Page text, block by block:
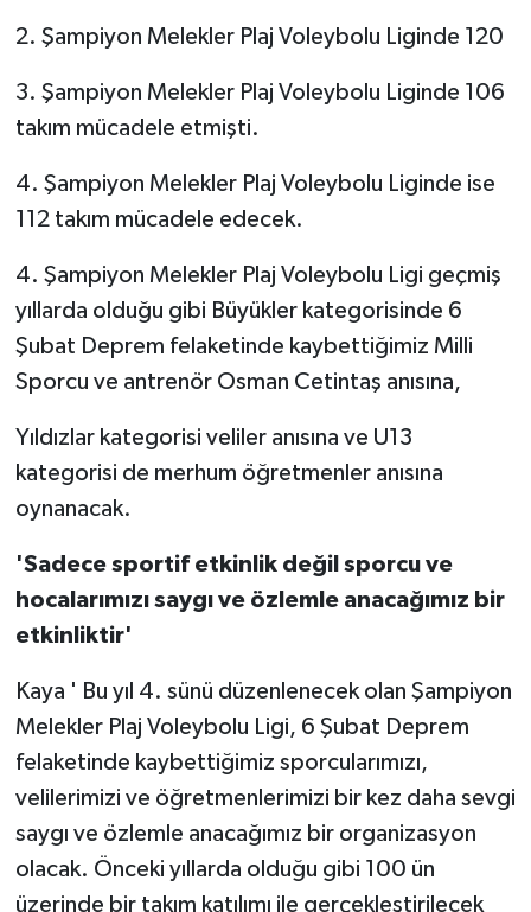
2. Şampiyon Melekler Plaj Voleybolu Liginde 120
3. Şampiyon Melekler Plaj Voleybolu Liginde 106
takım mücadele etmişti.
4. Şampiyon Melekler Plaj Voleybolu Liginde ise
112 takım mücadele edecek.
4. Şampiyon Melekler Plaj Voleybolu Ligi geçmiş
yıllarda olduğu gibi Büyükler kategorisinde 6
Şubat Deprem felaketinde kaybettiğimiz Milli
Sporcu ve antrenör Osman Cetintaş anısına,
Yıldızlar kategorisi veliler anısına ve U13
kategorisi de merhum öğretmenler anısına
oynanacak.
'Sadece sportif etkinlik değil sporcu ve
hocalarımızı saygı ve özlemle anacağımız bir
etkinliktir'
Kaya ' Bu yıl 4. sünü düzenlenecek olan Şampiyon
Melekler Plaj Voleybolu Ligi, 6 Şubat Deprem
felaketinde kaybettiğimiz sporcularımızı,
velilerimizi ve öğretmenlerimizi bir kez daha sevgi
saygı ve özlemle anacağımız bir organizasyon
olacak. Önceki yıllarda olduğu gibi 100 ün
üzerinde bir takım katılımı ile gerçekleştirilecek